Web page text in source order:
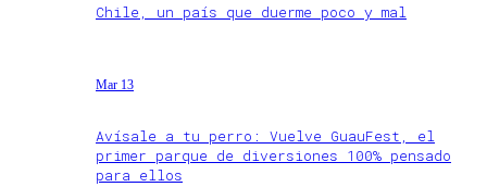
Chile, un país que duerme poco y mal
Mar 13
Avísale a tu perro: Vuelve GuauFest, el
primer parque de diversiones 100% pensado
para ellos